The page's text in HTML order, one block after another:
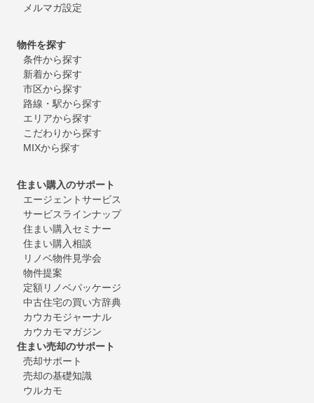
メルマガ設定
物件を探す
条件から探す
新着から探す
市区から探す
路線・駅から探す
エリアから探す
こだわりから探す
MIXから探す
住まい購入のサポート
エージェントサービス
サービスラインナップ
住まい購入セミナー
住まい購入相談
リノベ物件見学会
物件提案
定額リノベパッケージ
中古住宅の買い方辞典
カウカモジャーナル
カウカモマガジン
住まい売却のサポート
売却サポート
売却の基礎知識
ウルカモ